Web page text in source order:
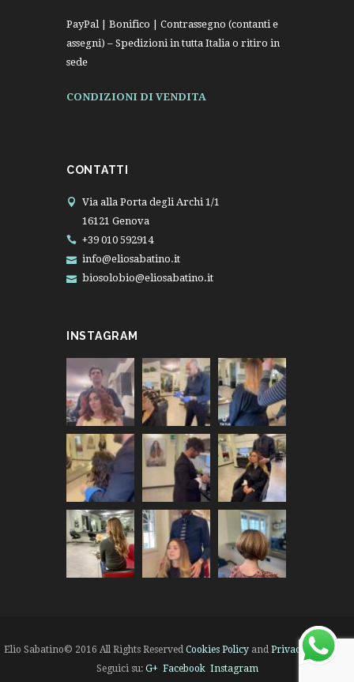
PayPal | Bonifico | Contrassegno (contanti e
assegni) – Spedizioni in tutta Italia o ritiro in
sede
CONDIZIONI DI VENDITA
CONTATTI
Via alla Porta degli Archi 1/1
16121 Genova
+39 010 592914
info@eliosabatino.it
biosolobio@eliosabatino.it
INSTAGRAM
Elio Sabatino© 2016 All Rights Reserved Cookies Policy and Privacy Policy
Seguici su: G+ Facebook Instagram